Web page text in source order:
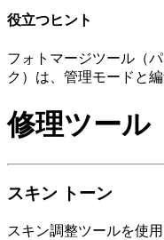
役立つヒント
フォトマージツール（
ク）は、管理モードと
修理ツール
スキン トーン
スキン調整ツールを使